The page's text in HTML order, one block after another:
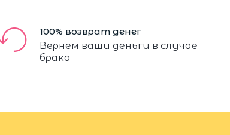
100% возврат денег
Вернем ваши деньги в случае
брака